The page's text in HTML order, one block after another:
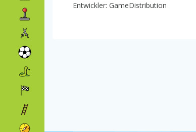
Entwickler: GameDistribution